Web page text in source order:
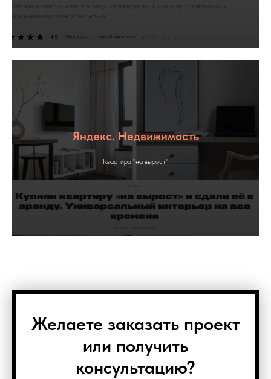
Яндекс. Недвижимость
Квартира "на вырост"
Желаете заказать проект
или получить
консультацию?